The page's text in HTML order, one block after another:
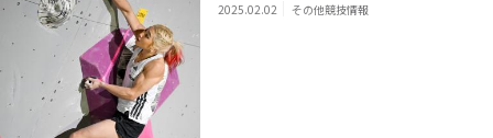
2025.02.02 その他競技情報